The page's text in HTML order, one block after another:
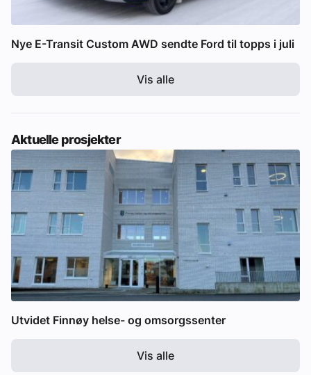
Nye E-Transit Custom AWD sendte Ford til topps i juli
Vis alle
Aktuelle prosjekter
Utvidet Finnøy helse- og omsorgssenter
Vis alle